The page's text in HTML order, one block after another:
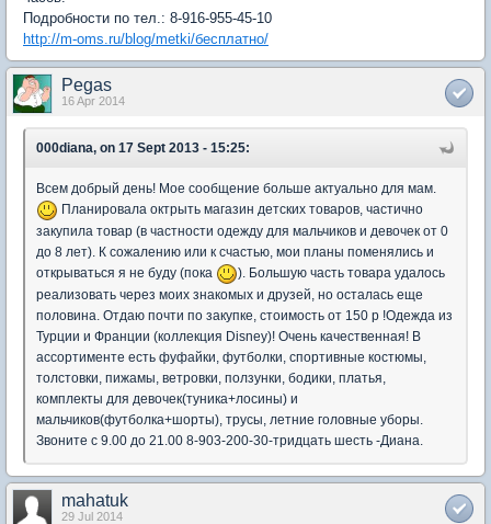
Подробности по тел.: 8-916-955-45-10
http://m-oms.ru/blog/metki/бесплатно/
Pegas
16 Apr 2014
000diana, on 17 Sept 2013 - 15:25:
Всем добрый день! Мое сообщение больше актуально для мам.
Планировала октрыть магазин детских товаров, частично
закупила товар (в частности одежду для мальчиков и девочек от 0
до 8 лет). К сожалению или к счастью, мои планы поменялись и
открываться я не буду (пока
). Большую часть товара удалось
реализовать через моих знакомых и друзей, но осталась еще
половина. Отдаю почти по закупке, стоимость от 150 р !Одежда из
Турции и Франции (коллекция Disney)! Очень качественная! В
ассортименте есть фуфайки, футболки, спортивные костюмы,
толстовки, пижамы, ветровки, ползунки, бодики, платья,
комплекты для девочек(туника+лосины) и
мальчиков(футболка+шорты), трусы, летние головные уборы.
Звоните с 9.00 до 21.00 8-903-200-30-тридцать шесть -Диана.
mahatuk
29 Jul 2014